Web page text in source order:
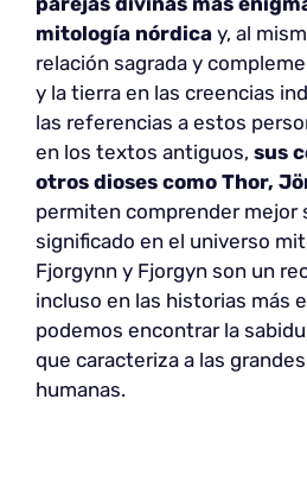
mitología nórdica y, al
relación sagrada y
y la tierra en las creencias
las referencias a estos
en los textos antiguos, sus
otros dioses como Thor,
permiten comprender mejor
significado en el universo
Fjorgynn y Fjorgyn son un
incluso en las historias más
podemos encontrar la
que caracteriza a las
humanas.